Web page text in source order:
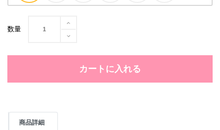
数量
カートに入れる
商品詳細